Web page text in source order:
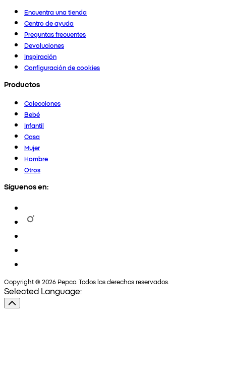
Encuentra una tienda
Centro de ayuda
Preguntas frecuentes
Devoluciones
Inspiración
Configuración de cookies
Productos
Colecciones
Bebé
Infantil
Casa
Mujer
Hombre
Otros
Síguenos en:
Copyright © 2026 Pepco. Todos los derechos reservados.
Selected Language: